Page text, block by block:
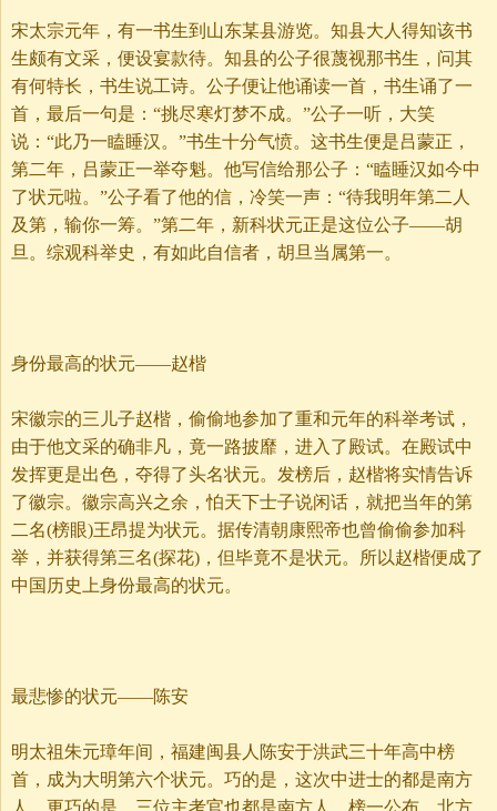
宋太宗元年，有一书生到山东某县游览。知县大人得知该书
生颇有文采，便设宴款待。知县的公子很蔑视那书生，问其
有何特长，书生说工诗。公子便让他诵读一首，书生诵了一
首，最后一句是：“挑尽寒灯梦不成。”公子一听，大笑
说：“此乃一瞌睡汉。”书生十分气愤。这书生便是吕蒙正，
第二年，吕蒙正一举夺魁。他写信给那公子：“瞌睡汉如今中
了状元啦。”公子看了他的信，冷笑一声：“待我明年第二人
及第，输你一筹。”第二年，新科状元正是这位公子——胡
旦。综观科举史，有如此自信者，胡旦当属第一。
身份最高的状元——赵楷
宋徽宗的三儿子赵楷，偷偷地参加了重和元年的科举考试，
由于他文采的确非凡，竟一路披靡，进入了殿试。在殿试中
发挥更是出色，夺得了头名状元。发榜后，赵楷将实情告诉
了徽宗。徽宗高兴之余，怕天下士子说闲话，就把当年的第
二名(榜眼)王昂提为状元。据传清朝康熙帝也曾偷偷参加科
举，并获得第三名(探花)，但毕竟不是状元。所以赵楷便成了
中国历史上身份最高的状元。
最悲惨的状元——陈安
明太祖朱元璋年间，福建闽县人陈安于洪武三十年高中榜
首，成为大明第六个状元。巧的是，这次中进士的都是南方
人。更巧的是，三位主考官也都是南方人。榜一公布，北方